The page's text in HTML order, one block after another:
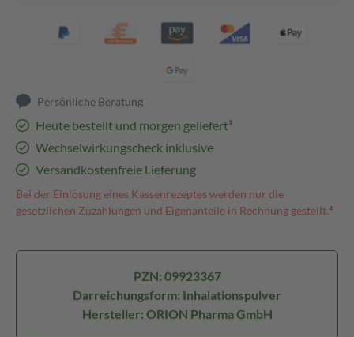
Persönliche Beratung
Heute bestellt und morgen geliefert³
Wechselwirkungscheck inklusive
Versandkostenfreie Lieferung
Bei der Einlösung eines Kassenrezeptes werden nur die
gesetzlichen Zuzahlungen und Eigenanteile in Rechnung gestellt.⁴
PZN: 09923367
Darreichungsform: Inhalationspulver
Hersteller: ORION Pharma GmbH